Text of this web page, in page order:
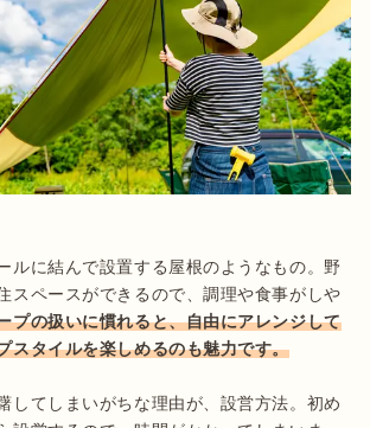
ルに結んで設置する屋根のようなもの。野
スペースができるので、調理や食事がしや
プの扱いに慣れると、自由にアレンジして
スタイルを楽しめるのも魅力です。
してしまいがちな理由が、設営方法。初め